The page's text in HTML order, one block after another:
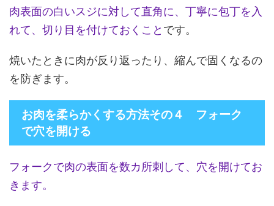
肉表面の白いスジに対して直角に、丁寧に包丁を入
れて、切り目を付けておくこと です。
焼いたときに肉が反り返ったり、縮んで固くなるの
を防ぎます。
お肉を柔らかくする方法その４ フォーク
で穴を開ける
フォークで肉の表面を数カ所刺して、穴を開けてお
きます。